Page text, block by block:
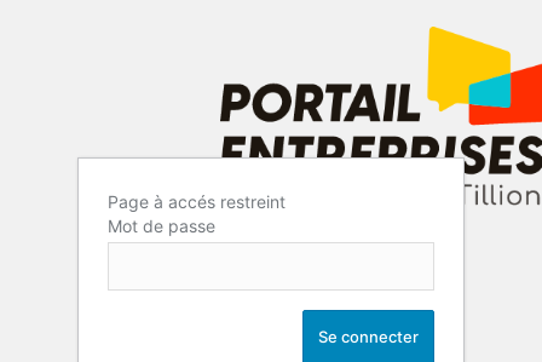
Page à accés restreint
Mot de passe